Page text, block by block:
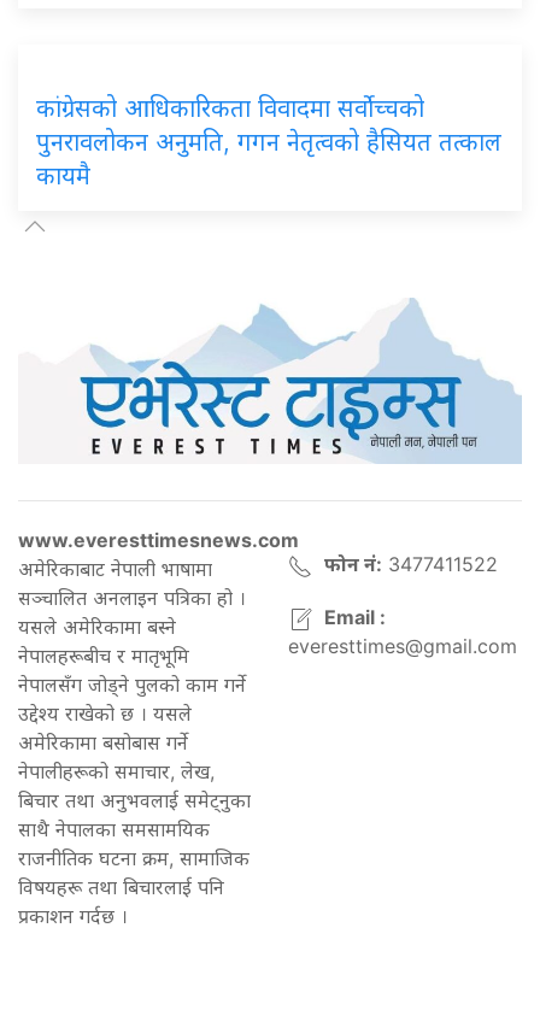
कांग्रेसको आधिकारिकता विवादमा सर्वोच्चको
पुनरावलोकन अनुमति, गगन नेतृत्वको हैसियत तत्काल
कायमै
www.everesttimesnews.com
अमेरिकाबाट नेपाली भाषामा
सञ्चालित अनलाइन पत्रिका हो ।
यसले अमेरिकामा बस्ने
नेपालहरूबीच र मातृभूमि
नेपालसँग जोड्ने पुलको काम गर्ने
उद्देश्य राखेको छ । यसले
अमेरिकामा बसोबास गर्ने
नेपालीहरूको समाचार, लेख,
बिचार तथा अनुभवलाई समेट्नुका
साथै नेपालका समसामयिक
राजनीतिक घटना क्रम, सामाजिक
विषयहरू तथा बिचारलाई पनि
प्रकाशन गर्दछ ।
फोन नं: 3477411522
Email :
everesttimes@gmail.com